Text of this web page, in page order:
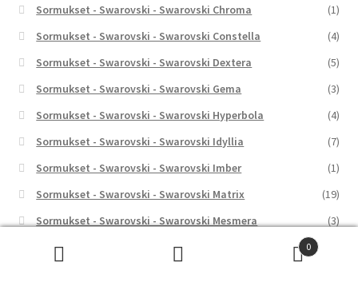
Sormukset - Swarovski - Swarovski Chroma
(1)
Sormukset - Swarovski - Swarovski Constella
(4)
Sormukset - Swarovski - Swarovski Dextera
(5)
Sormukset - Swarovski - Swarovski Gema
(3)
Sormukset - Swarovski - Swarovski Hyperbola
(4)
Sormukset - Swarovski - Swarovski Idyllia
(7)
Sormukset - Swarovski - Swarovski Imber
(1)
Sormukset - Swarovski - Swarovski Matrix
(19)
Sormukset - Swarovski - Swarovski Mesmera
(3)
Sormukset - Swarovski - Swarovski Millenia
0